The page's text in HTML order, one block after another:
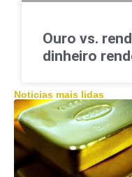
Ouro vs.
dinheiro
Noticias mais lidas